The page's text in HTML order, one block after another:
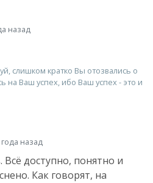
назад
слишком кратко Вы отозвались о
на Ваш успех, ибо Ваш успех - это и
назад
Всё доступно, понятно и
Как говорят, на